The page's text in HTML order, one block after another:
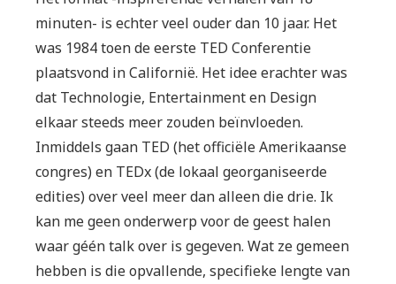
minuten- is echter veel ouder dan 10 jaar. Het
was 1984 toen de eerste TED Conferentie
plaatsvond in Californië. Het idee erachter was
dat Technologie, Entertainment en Design
elkaar steeds meer zouden beïnvloeden.
Inmiddels gaan TED (het officiële Amerikaanse
congres) en TEDx (de lokaal georganiseerde
edities) over veel meer dan alleen die drie. Ik
kan me geen onderwerp voor de geest halen
waar géén talk over is gegeven. Wat ze gemeen
hebben is die opvallende, specifieke lengte van